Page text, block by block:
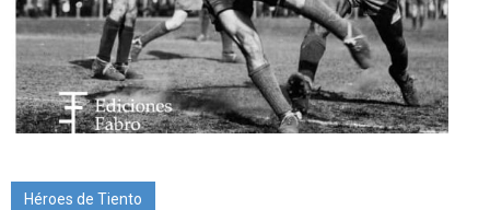
Héroes de Tiento